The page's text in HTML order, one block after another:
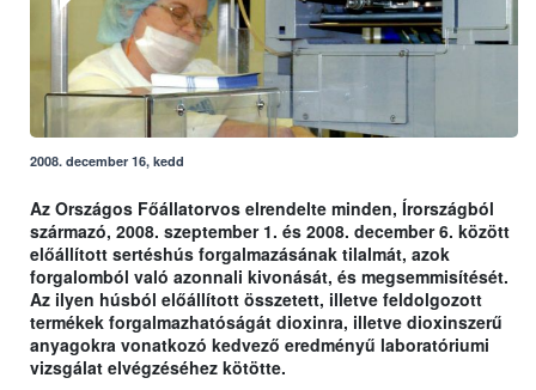
2008. december 16, kedd
Az Országos Főállatorvos elrendelte minden, Írországból
származó, 2008. szeptember 1. és 2008. december 6. között
előállított sertéshús forgalmazásának tilalmát, azok
forgalomból való azonnali kivonását, és megsemmisítését.
Az ilyen húsból előállított összetett, illetve feldolgozott
termékek forgalmazhatóságát dioxinra, illetve dioxinszerű
anyagokra vonatkozó kedvező eredményű laboratóriumi
vizsgálat elvégzéséhez kötötte.